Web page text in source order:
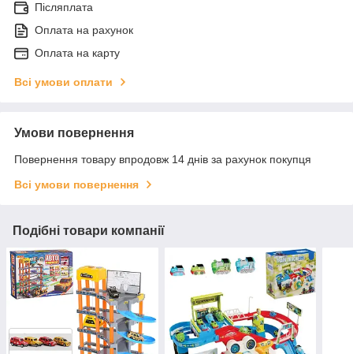
Післяплата
Оплата на рахунок
Оплата на карту
Всі умови оплати
Умови повернення
Повернення товару впродовж 14 днів за рахунок покупця
Всі умови повернення
Подібні товари компанії